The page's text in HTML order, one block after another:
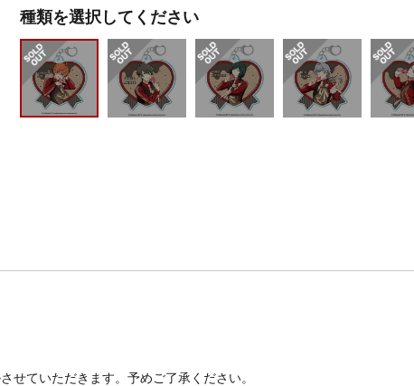
種類を選択してください
ていただきます。予めご了承ください。